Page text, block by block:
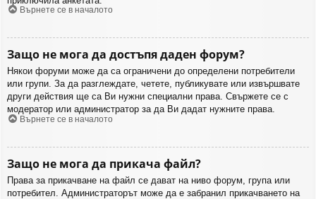
Върнете се в началото
Защо не мога да достъпя даден форум?
Някои форуми може да са ограничени до определени потребители
или групи. За да разглеждате, четете, публикувате или извършвате
други действия ще са Ви нужни специални права. Свържете се с
модератор или администратор за да Ви дадат нужните права.
Върнете се в началото
Защо не мога да прикача файл?
Права за прикачване на файл се дават на ниво форум, група или
потребител. Администраторът може да е забранил прикачването на